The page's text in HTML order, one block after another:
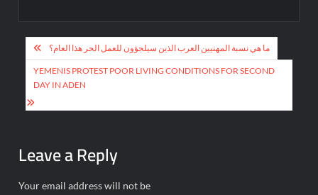
Post
navigation
ما هي نسبة المهنيين العرب الذين سيلجؤون للعمل الحر هذا العام؟
YEMENIS PROTEST POOR LIVING CONDITIONS FOR SECOND
DAY IN ADEN
Leave a Reply
Your email address will not be